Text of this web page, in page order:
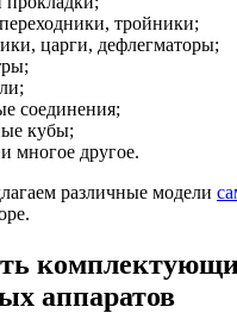
тройники;
царги, дефлегматоры;
соединения;
кубы;
многое другое.
различные модели
аппаратов